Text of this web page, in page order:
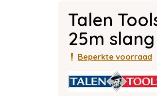
Talen
25m slang
Beperkte voorraad